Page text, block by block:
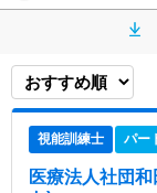
視能訓練士 パー
医療法人社団